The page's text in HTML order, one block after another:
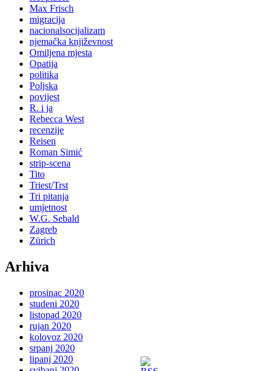
Max Frisch
migracija
nacionalsocijalizam
njemačka književnost
Omiljena mjesta
Opatija
politika
Poljska
povijest
R. i ja
Rebecca West
recenzije
Reisen
Roman Simić
strip-scena
Tito
Triest/Trst
Tri pitanja
umjetnost
W.G. Sebald
Zagreb
Zürich
Arhiva
prosinac 2020
studeni 2020
listopad 2020
rujan 2020
kolovoz 2020
srpanj 2020
lipanj 2020